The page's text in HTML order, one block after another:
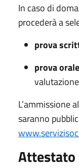
In caso di
procederà a
prova
prova orale
L’ammissione
saranno